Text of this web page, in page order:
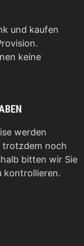
und kaufen
keine
werden
trotzdem noch
bitten wir Sie
kontrollieren.